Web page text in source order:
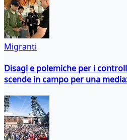
Migranti
Disagi e polemiche per i
scende in campo per una